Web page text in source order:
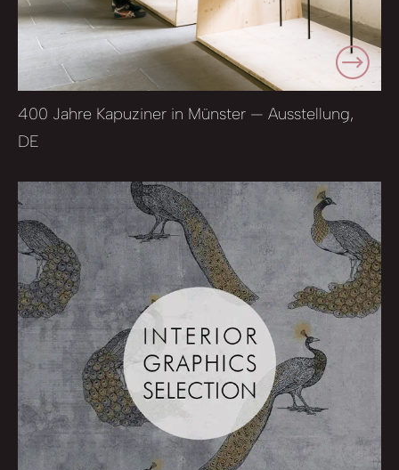
400 Jahre Kapuziner in Münster — Ausstellung,
DE